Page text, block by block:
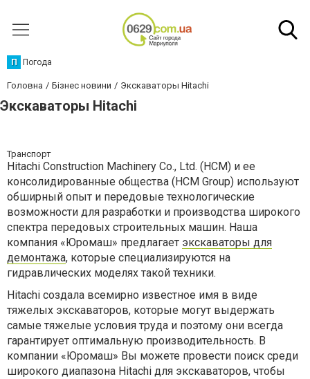
П Погода
Головна Бізнес новини Экскаваторы Hitachi
Экскаваторы Hitachi
Транспорт
Hitachi Construction Machinery Co., Ltd. (HCM) и ее
консолидированные общества (HCM Group) используют
обширный опыт и передовые технологические
возможности для разработки и производства широкого
спектра передовых строительных машин. Наша
компания «Юромаш» предлагает экскаваторы для
демонтажа, которые специализируются на
гидравлических моделях такой техники.
Hitachi создала всемирно известное имя в виде
тяжелых экскаваторов, которые могут выдержать
самые тяжелые условия труда и поэтому они всегда
гарантирует оптимальную производительность. В
компании «Юромаш» Вы можете провести поиск среди
широкого диапазона Hitachi для экскаваторов, чтобы